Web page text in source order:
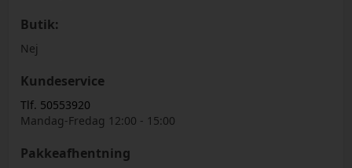
Butik:
Nej
Kundeservice
Tlf. 50553920
Mandag-Fredag 12:00 - 15:00
Pakkeafhentning